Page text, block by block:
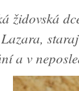
židovská
Lazara,
a v